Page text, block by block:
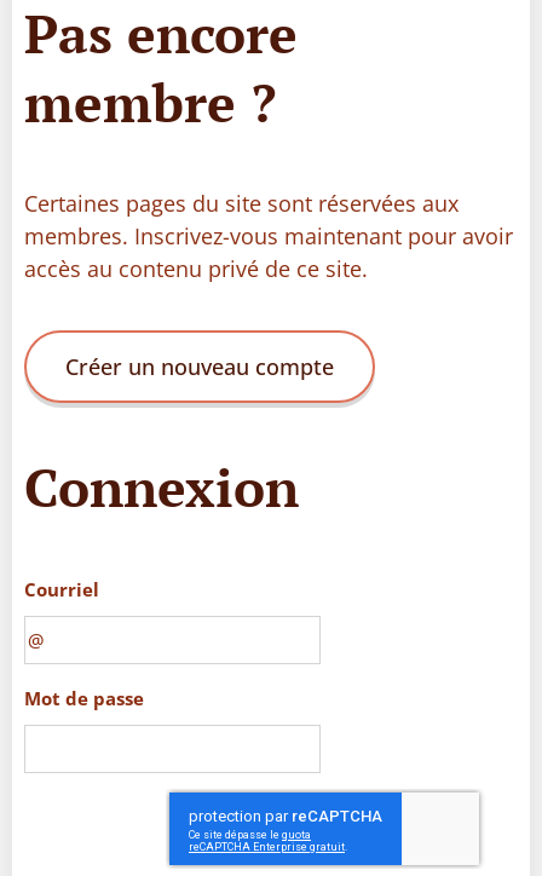
Pas encore
membre ?
Certaines pages du site sont réservées aux
membres. Inscrivez-vous maintenant pour avoir
accès au contenu privé de ce site.
Créer un nouveau compte
Connexion
Courriel
Mot de passe